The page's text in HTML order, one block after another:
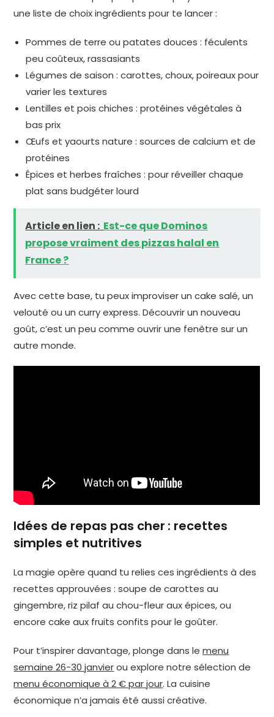
une liste de choix ingrédients pour te lancer :
Pommes de terre ou patates douces : féculents
peu coûteux, rassasiants
Légumes de saison : carottes, choux, poireaux pour
varier les textures
Lentilles et pois chiches : protéines végétales à
bas prix
Œufs et yaourts nature : sources de calcium et de
protéines
Épices et herbes fraîches : pour réveiller chaque
plat sans budgéter lourd
Article en lien : Est-ce que Dominos
propose vraiment des pizzas halal en
France ?
Avec cette base, tu peux improviser un cake salé, un
velouté ou un curry express. Découvrir un nouveau
goût, c’est un peu comme ouvrir une fenêtre sur un
autre monde.
Idées de repas pas cher : recettes
simples et nutritives
La magie opère quand tu relies ces ingrédients à des
recettes approuvées : soupe de carottes au
gingembre, riz pilaf au chou-fleur aux épices, ou
encore cake aux fruits confits pour le goûter.
Pour t’inspirer davantage, plonge dans lemenu
semaine 26-30 janvierou explore notre sélection de
menu économique à 2 € par jour. La cuisine
économique n’a jamais été aussi créative.